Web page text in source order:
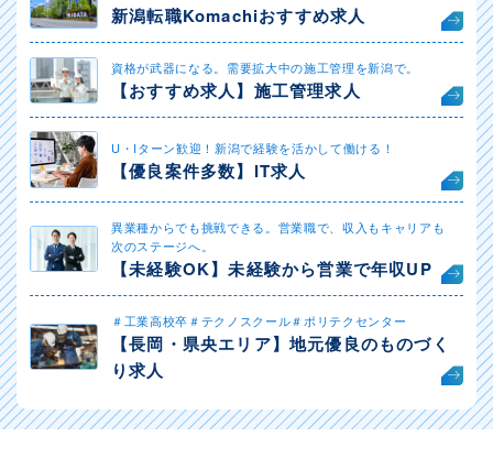
新潟転職Komachiおすすめ求人
資格が武器になる。需要拡大中の施工管理を新潟で。
【おすすめ求人】施工管理求人
U・Iターン歓迎！新潟で経験を活かして働ける！
【優良案件多数】IT求人
異業種からでも挑戦できる。営業職で、収入もキャリアも
次のステージへ。
【未経験OK】未経験から営業で年収UP
＃工業高校卒＃テクノスクール＃ポリテクセンター
【長岡・県央エリア】地元優良のものづく
り求人